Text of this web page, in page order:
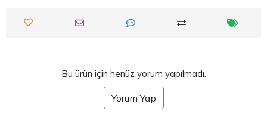
Bu ürün için henüz yorum yapılmadı.
Yorum Yap